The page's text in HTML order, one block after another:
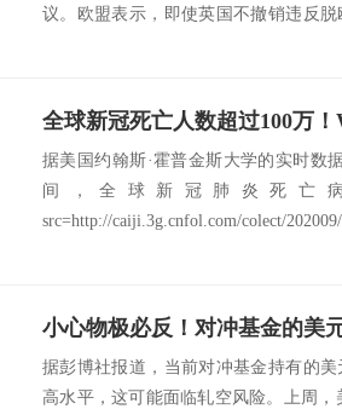
议。欧盟表示，即使英国不撤销违反
据美国约翰斯·霍普金斯大学的实时数
间，全球新冠肺炎死亡
src=http://caiji.3g.cnfol.com/colect/
据彭博社报道，当前对冲基金持有的
高水平，这可能面临轧空风险。上周